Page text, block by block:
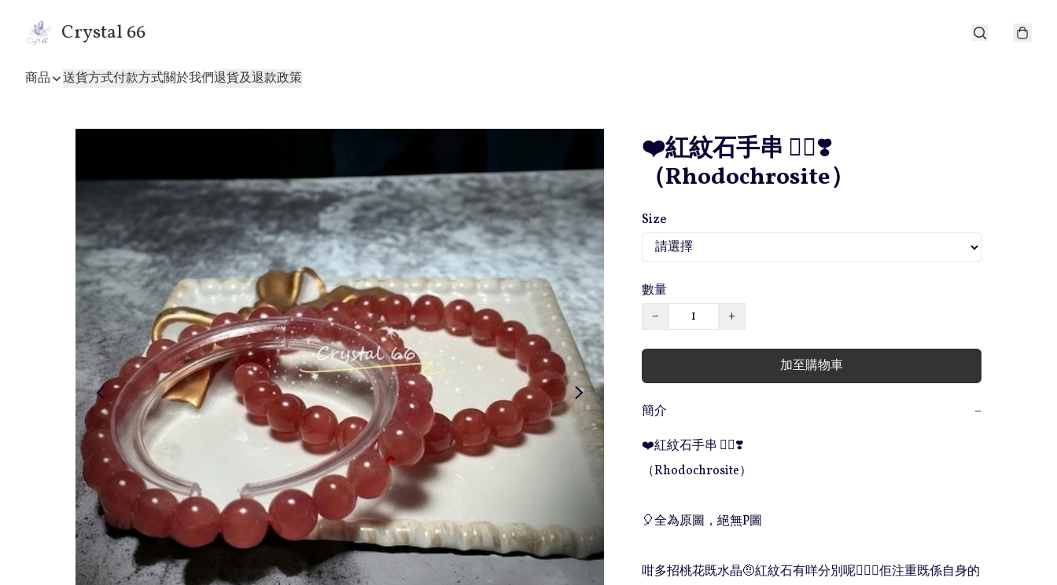
Crystal 66
商品 送貨方式付款方式關於我們退貨及退款政策
❤️紅紋石手串 ❤️‍🔥❣️
（Rhodochrosite）
Size
數量
−
+
加至購物車
簡介
−
❤️紅紋石手串 ❤️‍🔥❣️
（Rhodochrosite）
🎈全為原圖，絕無P圖
咁多招桃花既水晶🤨紅紋石有咩分別呢🤷🏻‍♀️佢注重既係自身的